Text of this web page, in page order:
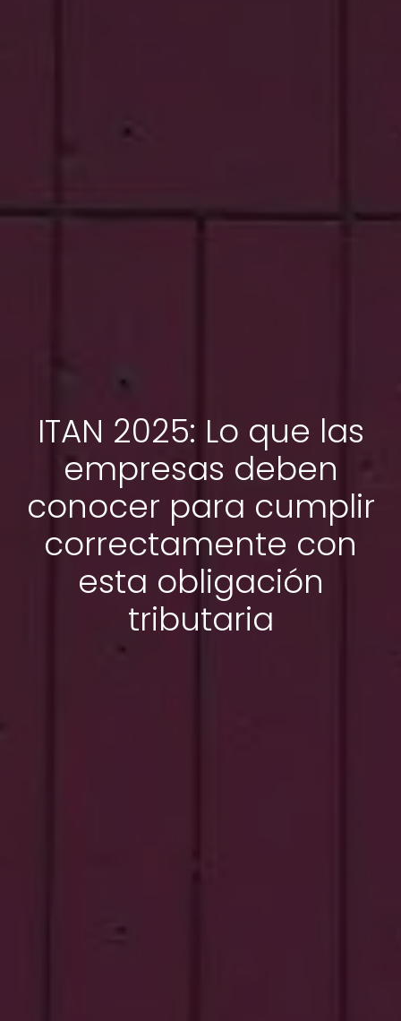
ITAN 2025: Lo que las
empresas deben
conocer para cumplir
correctamente con
esta obligación
tributaria